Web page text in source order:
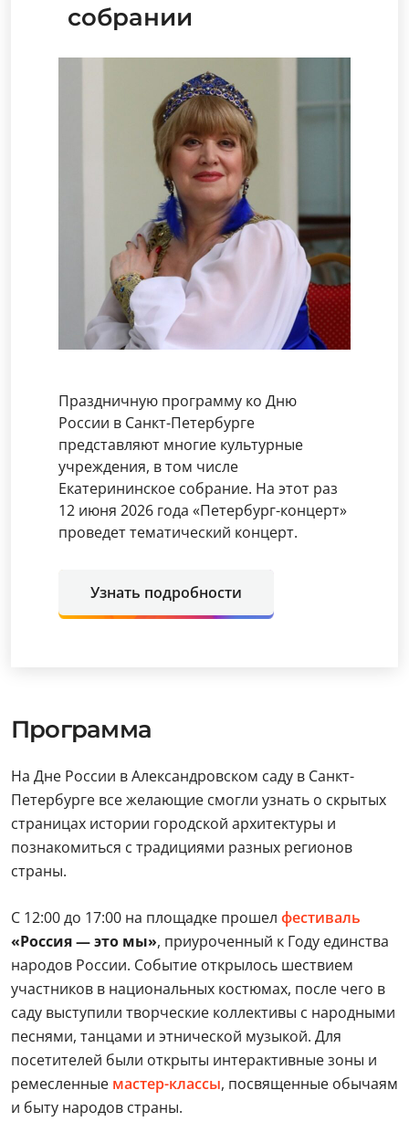
собрании
Праздничную программу ко Дню
России в Санкт-Петербурге
представляют многие культурные
учреждения, в том числе
Екатерининское собрание. На этот раз
12 июня 2026 года «Петербург-концерт»
проведет тематический концерт.
Узнать подробности
Программа
На Дне России в Александровском саду в Санкт-
Петербурге все желающие смогли узнать о скрытых
страницах истории городской архитектуры и
познакомиться с традициями разных регионов
страны.
С 12:00 до 17:00 на площадке прошел фестиваль
«Россия — это мы», приуроченный к Году единства
народов России. Событие открылось шествием
участников в национальных костюмах, после чего в
саду выступили творческие коллективы с народными
песнями, танцами и этнической музыкой. Для
посетителей были открыты интерактивные зоны и
ремесленные мастер-классы, посвященные обычаям
и быту народов страны.